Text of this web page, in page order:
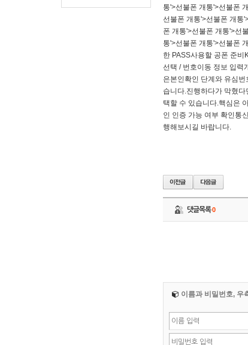
통'>선불폰 개통'>선불폰
선불폰 개통'>선불폰 개통
폰 개통'>선불폰 개통'>선
통'>선불폰 개통'>선불폰
한 PASS​사용할 공폰 준
선택 / 번호이동 정보 입력
은본인확인 단계와 유심
습니다.​진행하다가 막혔
택할 수 있습니다.​핵심은
인 인증 가능 여부 확인통
행해보시길 바랍니다.​​​
댓글목록0
이름과 비밀번호, 우